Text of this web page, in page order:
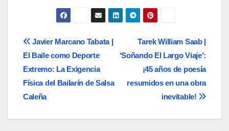
entradas
Navegación
de
entradas
Tarek William Saab |
‘Soñando El Largo Viaje’:
¡45 años de poesía
resumidos en una obra
inevitable!
Javier Marcano Tabata |
El Baile como Deporte
Extremo: La Exigencia
Física del Bailarín de Salsa
Caleña